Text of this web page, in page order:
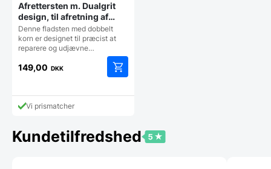
Afrettersten m. Dualgrit
design, til afretning af
slibesten
Denne fladsten med dobbelt
korn er designet til præcist at
reparere og udjævne…
149,00 DKK
Vi prismatcher
Kundetilfredshed